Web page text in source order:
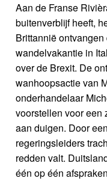
Aan de Franse
buitenverblijf heeft,
Brittannië
wandelvakantie in
over de Brexit. De
wanhoopsactie van
onderhandelaar
voorstellen voor een
aan duigen. Door
regeringsleiders
redden valt.
één op één